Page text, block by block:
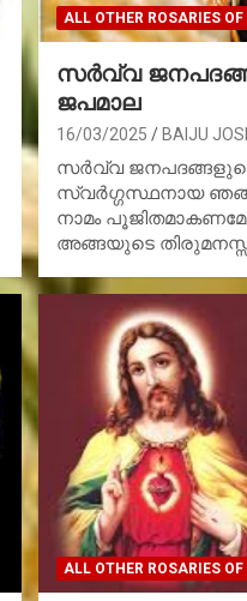
ALL OTHER ROSARIES
സര്‍വ്വ
ജപമാല
16/03/2025 BAIJU
സര്‍വ്വ
സ്വര്‍ഗ്ഗസ്ഥനായ
നാമം
അങ്ങയുടെ തിരുമനസ്സ്
ALL OTHER ROSARIES